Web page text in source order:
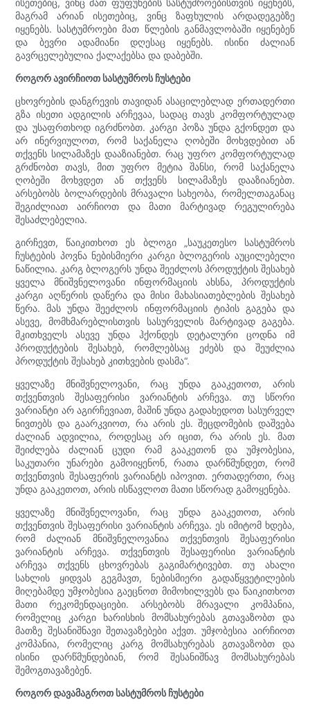
ისეთებიც, ვინც მათ ფუფუნების სასტუმროებისთვის იყენებს,
მაგრამ არიან ისეთებიც, ვინც ზაფხულის არდადეგებზე
იყენებს. სასტუმროები მათ წლების განმავლობაში იყენებენ
და ბევრი ადამიანი დღესაც იყენებს. ისინი ძალიან
გავრცელებულია ქალაქებსა და დაბებში.
როგორ ავირჩიოთ სასტუმროს ჩუსტები
ცხოვრების დანგრევის თავიდან ასაცილებლად ერთადერთი
გზა ისეთი ადგილის არჩევაა, სადაც თავს კომფორტულად
და უსაფრთხოდ იგრძნობთ. კარგი პოზა უნდა გქონდეთ და
არ ინერვიულოთ, რომ საქანელა ღობეში მოხვდებით ან
თქვენს სილამაზეს დააზიანებთ. რაც უფრო კომფორტულად
გრძნობთ თავს, მით უფრო მეტია შანსი, რომ საქანელა
ღობეში მოხვდეთ ან თქვენს სილამაზეს დააზიანებთ.
არსებობს ბოლარდების მრავალი სახეობა, რომელთაგანაც
შეგიძლიათ აირჩიოთ და მათი მარტივად რეგულირება
შესაძლებელია.
გირჩევთ, წაიკითხოთ ეს ბლოგი „საუკეთესო სასტუმროს
ჩუსტების პოვნა ნებისმიერი კარგი ბლოგერის აუცილებელი
ნაწილია. კარგ ბლოგერს უნდა შეეძლოს პროდუქტის შესახებ
ყველა მნიშვნელოვანი ინფორმაციის ახსნა, პროდუქტის
კარგი აღწერის დაწერა და მისი მახასიათებლების შესახებ
წერა. მას უნდა შეეძლოს ინფორმაციის ტიპის გაგება და
ასევე, მომხმარებლისთვის სასურველის მარტივად გაგება.
მკითხველს ასევე უნდა ჰქონდეს დეტალური ცოდნა იმ
პროდუქტების შესახებ, რომლებსაც ეძებს და შეუძლია
პროდუქტის შესახებ კითხვების დასმა“.
ყველაზე მნიშვნელოვანი, რაც უნდა გააკეთოთ, არის
თქვენთვის შესაფერისი ვარიანტის არჩევა. თუ სწორი
ვარიანტი არ აგირჩევიათ, მაშინ უნდა გადახედოთ სასურველ
ნივთებს და გაარკვიოთ, რა არის ეს. შეცდომების დაშვება
ძალიან ადვილია, როდესაც არ იცით, რა არის ეს. მათ
შეიძლება ძალიან ცუდი რამ გააკეთონ და უმჯობესია,
საკუთარი უნარები გამოიყენონ, რათა დარწმუნდეთ, რომ
თქვენთვის შესაფერის ვარიანტს იპოვით. ერთადერთი, რაც
უნდა გააკეთოთ, არის ისწავლოთ მათი სწორად გამოყენება.
ყველაზე მნიშვნელოვანი, რაც უნდა გააკეთოთ, არის
თქვენთვის შესაფერისი ვარიანტის არჩევა. ეს იმიტომ ხდება,
რომ ძალიან მნიშვნელოვანია თქვენთვის შესაფერისი
ვარიანტის არჩევა. თქვენთვის შესაფერისი ვარიანტის
არჩევა თქვენს ცხოვრებას გაგიმარტივებთ. თუ ახალი
სახლის ყიდვას გეგმავთ, ნებისმიერი გადაწყვეტილების
მიღებამდე უმჯობესია გაეცნოთ მიმოხილვებს და წაიკითხოთ
მათი რეკომენდაციები. არსებობს მრავალი კომპანია,
რომელიც კარგი ხარისხის მომსახურებას გთავაზობთ და
მათზე შესანიშნავი შეთავაზებები აქვთ. უმჯობესია აირჩიოთ
კომპანია, რომელიც კარგ მომსახურებას გთავაზობთ და
ისინი დარწმუნდებიან, რომ შესანიშნავ მომსახურებას
შემოგთავაზებენ.
როგორ დავამაგროთ სასტუმროს ჩუსტები